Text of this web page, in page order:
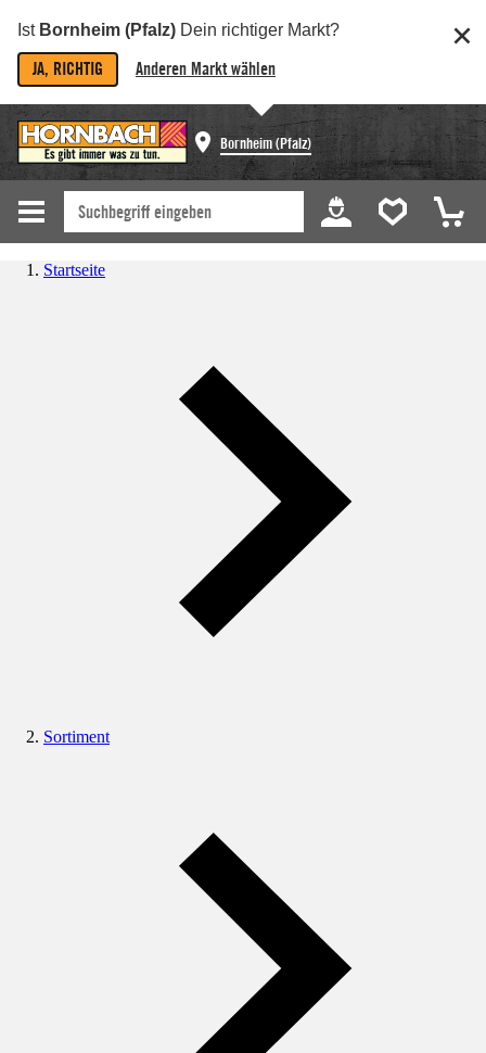
Ist Bornheim (Pfalz) Dein richtiger Markt?
JA, RICHTIG Anderen Markt wählen
Bornheim (Pfalz)
Startseite
Sortiment